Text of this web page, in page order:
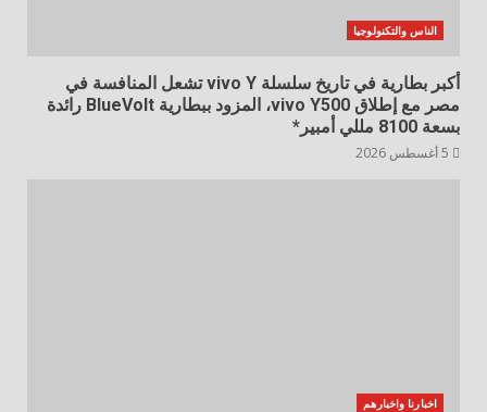
الناس والتكنولوجيا
أكبر بطارية في تاريخ سلسلة vivo Y تشعل المنافسة في
مصر مع إطلاق vivo Y500، المزود ببطارية BlueVolt رائدة
بسعة 8100 مللي أمبير*
اخبارنا واخبارهم